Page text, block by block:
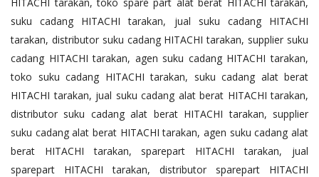
suku cadang HITACHI tarakan, jual suku cadang HITACHI
tarakan, distributor suku cadang HITACHI tarakan, supplier suku
cadang HITACHI tarakan, agen suku cadang HITACHI tarakan,
toko suku cadang HITACHI tarakan, suku cadang alat berat
HITACHI tarakan, jual suku cadang alat berat HITACHI tarakan,
distributor suku cadang alat berat HITACHI tarakan, supplier
suku cadang alat berat HITACHI tarakan, agen suku cadang alat
berat HITACHI tarakan, sparepart HITACHI tarakan, jual
sparepart HITACHI tarakan, distributor sparepart HITACHI